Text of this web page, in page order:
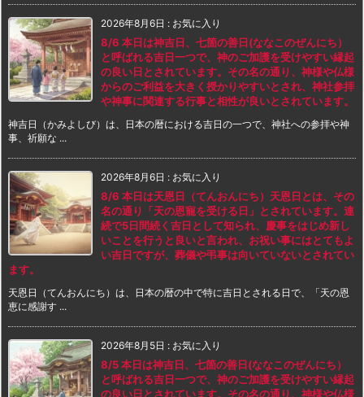
2026年8月6日 : お気に入り
8/6 本日は神吉日、七箇の善日(ななこのぜんにち）
と呼ばれる吉日一つで、神のご加護を受けやすい縁起
の良い日とされています。その名の通り、神様や仏様
からのご利益を大きく授かりやすいとされ、神社参拝
や神事に関連する行事と相性が良いとされています。
神吉日（かみよしび）は、日本の暦における吉日の一つで、神社への参拝や神
事、祈願な ...
2026年8月6日 : お気に入り
8/6 本日は天恩日（てんおんにち）天恩日とは、その
名の通り「天の恩寵を受ける日」とされています。連
続で5日間続く吉日として知られ、慶事をはじめ新し
いことを行うと良いと言われ、お祝い事にはとてもよ
い吉日ですが、葬儀や弔事は向いていないとされてい
ます。
天恩日（てんおんにち）は、日本の暦の中で特に吉日とされる日で、「天の恩
恵に感謝す ...
2026年8月5日 : お気に入り
8/5 本日は神吉日、七箇の善日(ななこのぜんにち）
と呼ばれる吉日一つで、神のご加護を受けやすい縁起
の良い日とされています。その名の通り、神様や仏様